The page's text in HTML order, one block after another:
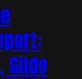
Gilde